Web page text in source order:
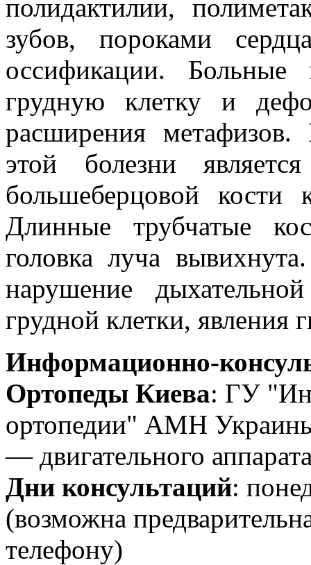
полидактилии,
зубов, пороками
оссификации.
грудную клетку и
расширения
этой болезни
большеберцовой
Длинные трубчатые
головка луча
нарушение
грудной клетки,
Информационно-
Ортопеды Киева: ГУ
ортопедии" АМН
— двигательного
Дни консультаций:
(возможна
телефону)